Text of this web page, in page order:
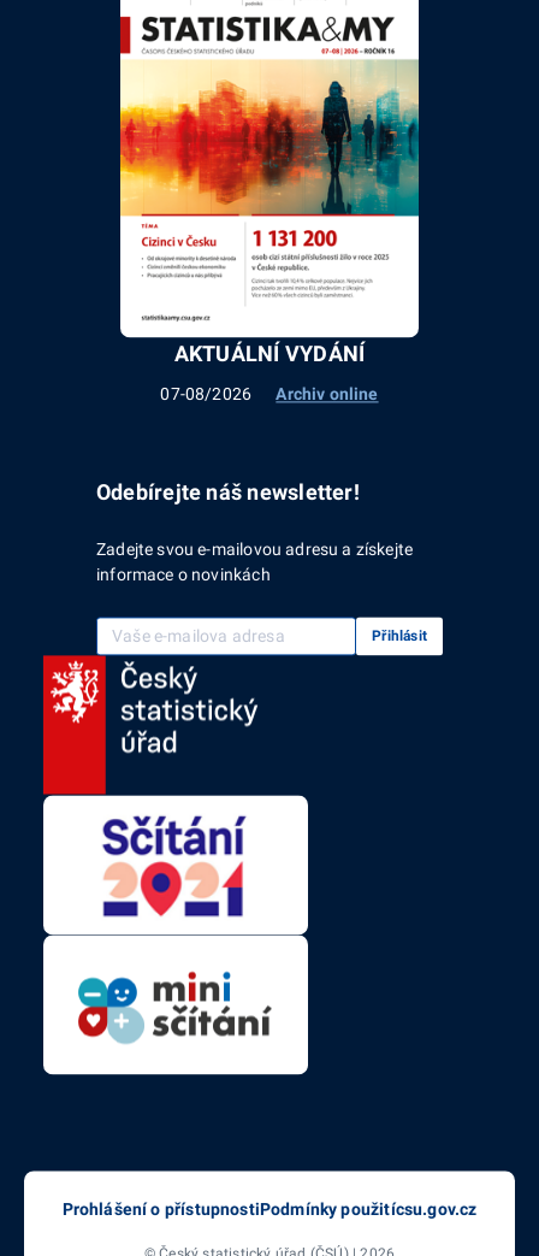
AKTUÁLNÍ VYDÁNÍ
07-08/2026 Archiv online
Odebírejte náš newsletter!
Zadejte svou e-mailovou adresu a získejte
informace o novinkách
Vaše e-mailová adresa Přihlásit
Prohlášení o přístupnostiPodmínky použitícsu.gov.cz